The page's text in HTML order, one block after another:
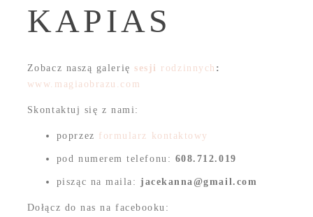
KAPIAS
Zobacz naszą galerięsesji rodzinnych :
www.magiaobrazu.com
Skontaktuj się z nami:
poprzez formularz kontaktowy
pod numerem telefonu: 608.712.019
pisząc na maila: jacekanna@gmail.com
Dołącz do nas na facebooku: